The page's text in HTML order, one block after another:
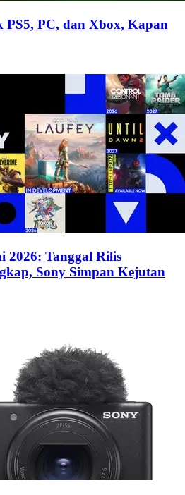
PS5, PC, dan Xbox, Kapan
2026: Tanggal Rilis
Sony Simpan Kejutan